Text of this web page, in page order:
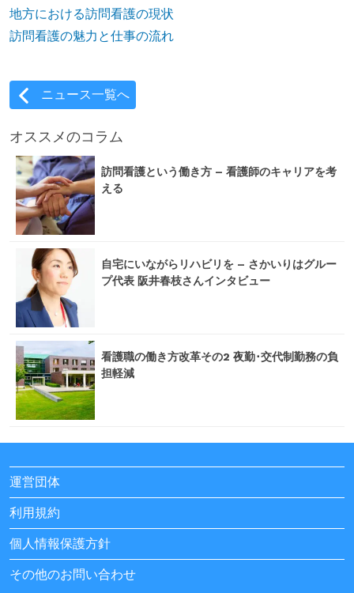
地方における訪問看護の現状
訪問看護の魅力と仕事の流れ
ニュース一覧へ
オススメのコラム
訪問看護という働き方 – 看護師のキャリアを考
える
自宅にいながらリハビリを – さかいりはグルー
プ代表 阪井春枝さんインタビュー
看護職の働き方改革その2 夜勤･交代制勤務の負
担軽減
運営団体
利用規約
個人情報保護方針
その他のお問い合わせ